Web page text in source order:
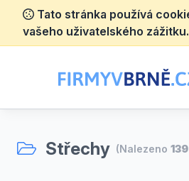
Tato stránka používá
vašeho uživatelského zážitku.
Střechy (Nalezeno 139